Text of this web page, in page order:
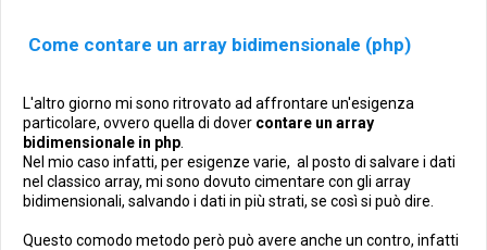
Come contare un array bidimensionale (php)
L'altro giorno mi sono ritrovato ad affrontare un'esigenza
particolare, ovvero quella di dover contare un array
bidimensionale in php
Nel mio caso infatti, per esigenze varie, al posto di salvare i dati
nel classico array, mi sono dovuto cimentare con gli array
bidimensionali, salvando i dati in più strati, se così si può dire.
Questo comodo metodo però può avere anche un contro, infatti